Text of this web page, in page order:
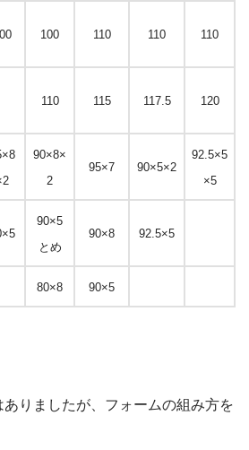
100 110 110 110
110 115 117.5 120
90×8×
2
95×7 90×5×2
92.5×5
×5
90×5
とめ
90×8 92.5×5
80×8 90×5
りましたが、フォームの組み方を